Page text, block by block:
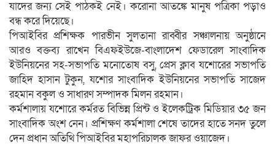
যাদের জন্য সেই পাঠকই নেই। করোনা আতঙ্কে মানুষ পত্রিকা পড়াও
বন্ধ করে দিয়েছে।
পিআইবির প্রশিক্ষক পারভীন সুলতানা রাব্বীর সঞ্চালনায় অনুষ্ঠানে
আরও বক্তব্য রাখেন বিএফইউজে-বাংলাদেশ ফেডারেল সাংবাদিক
ইউনিয়নের সহ-সভাপতি মনোতোষ বসু, প্রেস ক্লাব যশোরের সভাপতি
জাহিদ হাসান টুকুন, যশোর সাংবাদিক ইউনিয়নের সভাপতি সাজেদ
রহমান বকুল ও সাধারণ সম্পাদক মিলন রহমান।
কর্মশালায় যশোরে কর্মরত বিভিন্ন প্রিন্ট ও ইলেকট্রিক মিডিয়ার ৩৫ জন
সাংবাদিক অংশ নেন। প্রশিক্ষণ কর্মশালা শেষে তাদের হাতে সনদ তুলে
দেন প্রধান অতিথি পিআইবির মহাপরিচালক জাফর ওয়াজেদ।